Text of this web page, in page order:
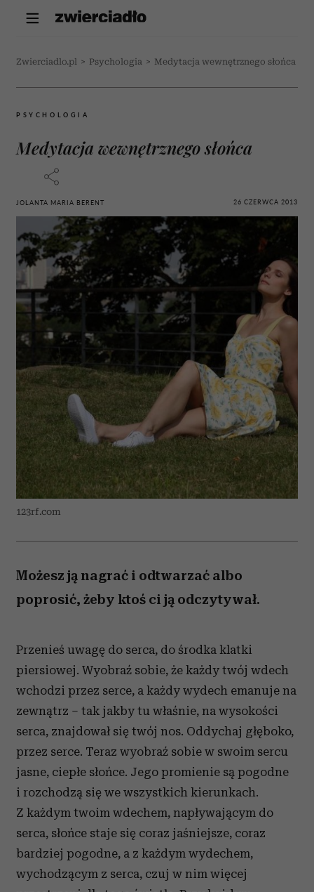
Zwierciadlo.pl > Psychologia > Medytacja wewnętrznego słońca
PSYCHOLOGIA
Medytacja wewnętrznego słońca
JOLANTA MARIA BERENT 26 CZERWCA 2013
123rf.com
Możesz ją nagrać i odtwarzać albo
poprosić, żeby ktoś ci ją odczytywał.
Przenieś uwagę do serca, do środka klatki
piersiowej. Wyobraź sobie, że każdy twój wdech
wchodzi przez serce, a każdy wydech emanuje na
zewnątrz – tak jakby tu właśnie, na wysokości
serca, znajdował się twój nos. Oddychaj głęboko,
przez serce. Teraz wyobraź sobie w swoim sercu
jasne, ciepłe słońce. Jego promienie są pogodne
i rozchodzą się we wszystkich kierunkach.
Z każdym twoim wdechem, napływającym do
serca, słońce staje się coraz jaśniejsze, coraz
bardziej pogodne, a z każdym wydechem,
wychodzącym z serca, czuj w nim więcej